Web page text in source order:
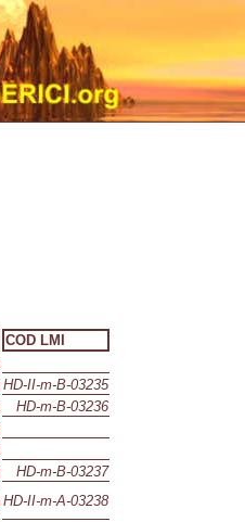
COD LMI
HD-II-m-B-03235
HD-m-B-03236
HD-m-B-03237
HD-II-m-A-03238